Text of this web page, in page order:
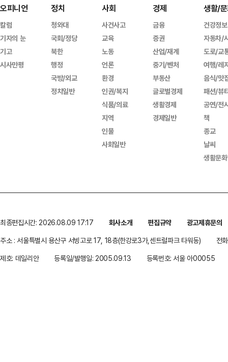
오피니언
칼럼
기자의 눈
기고
시사만평
정치
청와대
국회/정당
북한
행정
국방/외교
정치일반
사회
사건사고
교육
노동
언론
환경
인권/복지
식품/의료
지역
인물
사회일반
경제
금융
증권
산업/재계
중기/벤처
부동산
글로벌경제
생활경제
경제일반
생활/
건강정보
자동차/
도로/교
여행/레
음식/맛
패션/뷰
공연/전
책
종교
날씨
생활문
최종편집시간: 2026.08.09 17:17 회사소개 편집규약
광고제휴문의
주소 : 서울특별시 용산구 서빙고로 17, 18층(한강로3가,센트럴파크 타워동)
전
제호: 데일리안
등록일/발행일: 2005.09.13 등록번호: 서울 아00055